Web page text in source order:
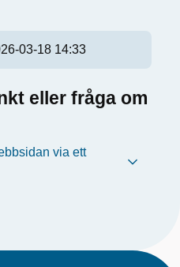
03-18 14:33
eller fråga om
via ett